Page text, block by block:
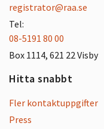
registrator@raa.se
Tel:
08-5191 80 00
Box 1114, 621 22 Visby
Hitta snabbt
Fler kontaktuppgifter
Press